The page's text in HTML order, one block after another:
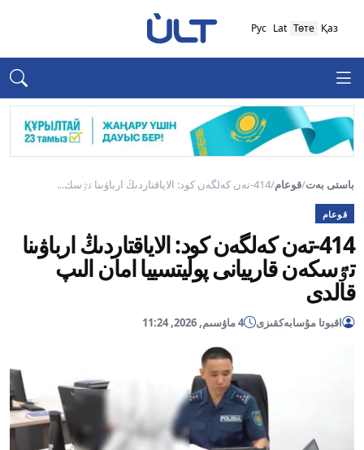
Қаз
Төте
Lat
Рус
باستى بەت/قوعام/414-تەن كەلگەن كود: الاياقتاردىڭ ارباۋىنا تٷسك...
قوعام
414-تەن كەلگەن كود: الاياقتاردىڭ ارباۋىنا
تٷسكەن قارييانى پوليتسييا امان الىپ
قالدى
اقبوتا مۇسابەكقىزى 4 ماۋسىم, 2026, 11:24